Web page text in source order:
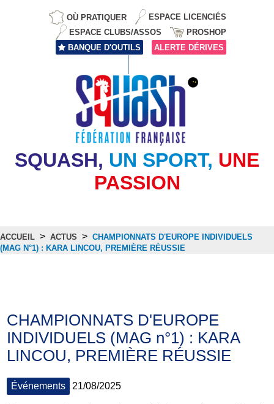
OÙ PRATIQUER
ESPACE LICENCIÉS
ESPACE CLUBS/ASSOS
PROSHOP
BANQUE D'OUTILS
ALERTE DÉRIVES
SQUASH, UN SPORT, UNE
PASSION
ACCUEIL > ACTUS > CHAMPIONNATS D'EUROPE INDIVIDUELS
(MAG N°1) : KARA LINCOU, PREMIÈRE RÉUSSIE
CHAMPIONNATS D'EUROPE
INDIVIDUELS (MAG n°1) : KARA
LINCOU, PREMIÈRE RÉUSSIE
Événements 21/08/2025